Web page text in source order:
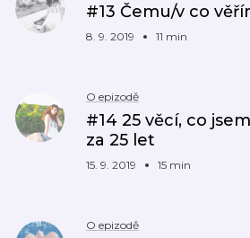
#13 Čemu/v co
8. 9. 2019 11 min
O epizodě
#14 25 věcí, co
za 25 let
15. 9. 2019 15 min
O epizodě